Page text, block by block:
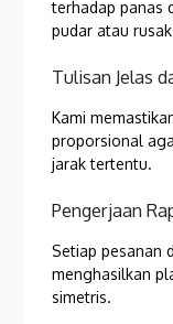
terhadap panas
pudar atau
Tulisan Jelas
Kami
proporsional
jarak tertentu.
Pengerjaan
Setiap pesanan
menghasilkan
simetris.